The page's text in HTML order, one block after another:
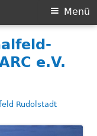
e.V.
Rudolstadt
Menü